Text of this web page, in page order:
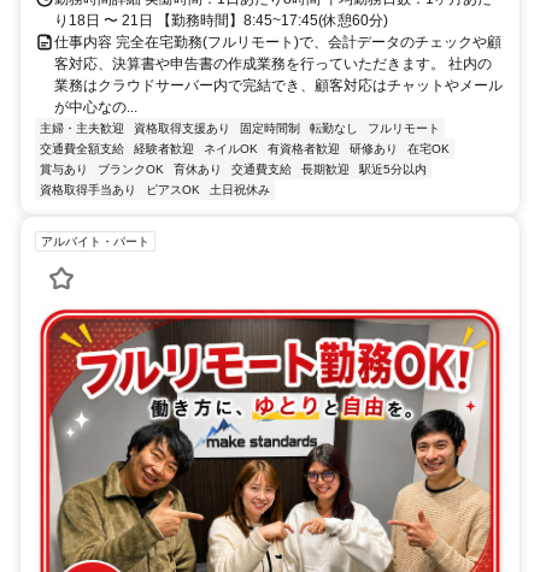
り18日 〜 21日 【勤務時間】8:45~17:45(休憩60分)
仕事内容 完全在宅勤務(フルリモート)で、会計データのチェックや顧
客対応、決算書や申告書の作成業務を行っていただきます。 社内の
業務はクラウドサーバー内で完結でき、顧客対応はチャットやメール
が中心なの...
主婦・主夫歓迎 資格取得支援あり 固定時間制 転勤なし
フルリモート
交通費全額支給
経験者歓迎 ネイルOK 有資格者歓迎 研修あり
在宅OK
賞与あり
ブランクOK 育休あり 交通費支給 長期歓迎
駅近5分以内
資格取得手当あり
ピアスOK 土日祝休み
アルバイト・パート